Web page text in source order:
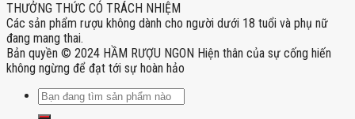
THƯỞNG THỨC CÓ TRÁCH NHIỆM
Các sản phẩm rượu không dành cho người dưới 18 tuổi và phụ nữ
đang mang thai.
Bản quyền © 2024 HẦM RƯỢU NGON Hiện thân của sự cống hiến
không ngừng để đạt tới sự hoàn hảo
Tìm